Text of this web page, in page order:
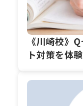
《川崎校》
ト対策を体